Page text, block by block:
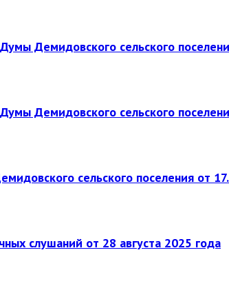
Демидовского сельского
Демидовского сельского
сельского поселения от
слушаний от 28 августа 2025 года